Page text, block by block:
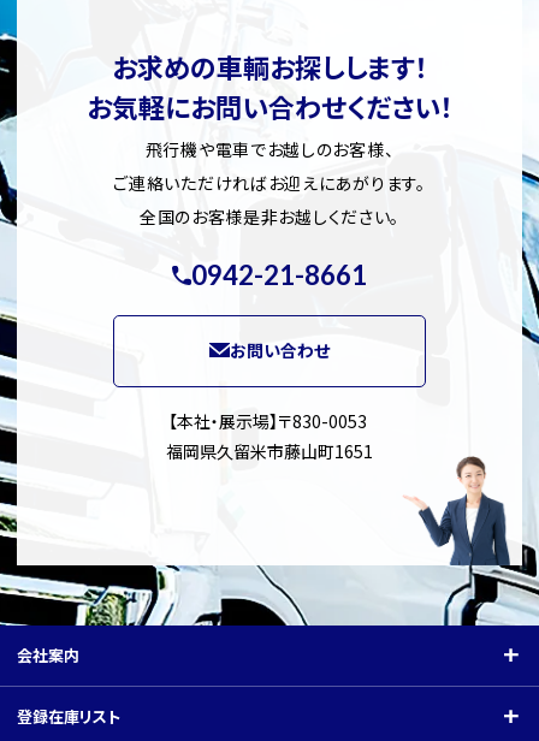
お求めの車輌お探しします！
お気軽にお問い合わせください！
飛行機や電車でお越しのお客様、
ご連絡いただければお迎えにあがります。
全国のお客様是非お越しください。
0942-21-8661
お問い合わせ
【本社・展示場】〒830-0053
福岡県久留米市藤山町1651
会社案内
会社案内
登録在庫リスト